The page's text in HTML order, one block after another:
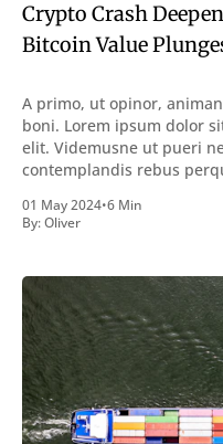
Crypto Crash
Bitcoin Value
A primo, ut opinor,
boni. Lorem ipsum dolor
elit. Videmusne ut pueri
contemplandis rebus
inveniri verbum potest
quod Graece, quam
01 May 2024•6 Min
By:Oliver